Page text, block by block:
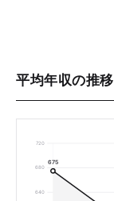
平均年収の推移
720
680
640
675